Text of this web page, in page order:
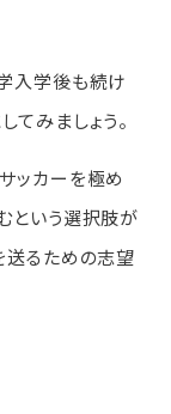
入学後も続け
みましょう。
ッカーを極め
という選択肢が
送るための志望